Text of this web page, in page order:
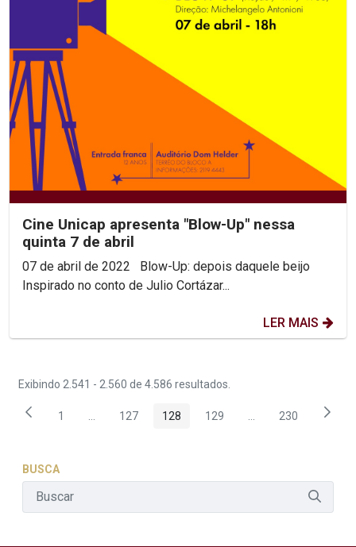
Cine Unicap apresenta "Blow-Up" nessa
quinta 7 de abril
07 de abril de 2022 Blow-Up: depois daquele beijo
Inspirado no conto de Julio Cortázar...
LER MAIS
Exibindo 2.541 - 2.560 de 4.586 resultados.
Página
1 Páginas intermediárias Usar ABA para navegar.
Página
127 Página
128 Página
129 PáginasPágina
230
BUSCA